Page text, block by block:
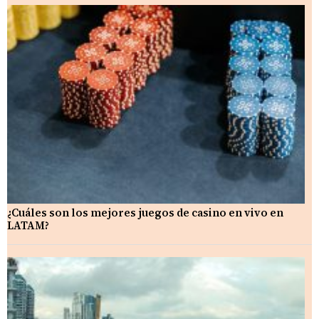
¿Cuáles son los mejores juegos de casino en vivo en
LATAM?